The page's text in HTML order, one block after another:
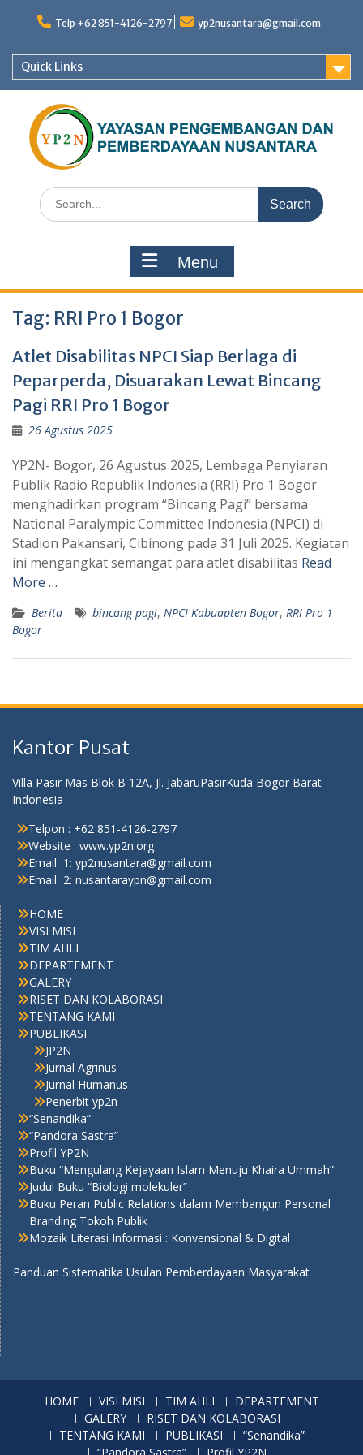
Telp +62 851-4126-2797 yp2nusantara@gmail.com
Quick Links
Search
for:
Menu
Tag: RRI Pro 1 Bogor
Atlet Disabilitas NPCI Siap Berlaga di
Peparperda, Disuarakan Lewat Bincang
Pagi RRI Pro 1 Bogor
26 Agustus 2025
YP2N- Bogor, 26 Agustus 2025, Lembaga Penyiaran
Publik Radio Republik Indonesia (RRI) Pro 1 Bogor
menghadirkan program “Bincang Pagi” bersama
National Paralympic Committee Indonesia (NPCI) di
Stadion Pakansari, Cibinong pada 31 Juli 2025. Kegiatan
ini mengangkat semangat para atlet disabilitas Read
More …
Berita bincang pagi, NPCI Kabuapten Bogor, RRI Pro 1
Bogor
Kantor Pusat
Villa Pasir Mas Blok B 12A, Jl. JabaruPasirKuda Bogor Barat
Indonesia
Telpon : +62 851-4126-2797
Website : www.yp2n.org
Email 1: yp2nusantara@gmail.com
Email 2: nusantaraypn@gmail.com
HOME
VISI MISI
TIM AHLI
DEPARTEMENT
GALERY
RISET DAN KOLABORASI
TENTANG KAMI
PUBLIKASI
JP2N
Jurnal Agrinus
Jurnal Humanus
Penerbit yp2n
“Senandika”
“Pandora Sastra”
Profil YP2N
Buku “Mengulang Kejayaan Islam Menuju Khaira Ummah”
Judul Buku “Biologi molekuler”
Buku Peran Public Relations dalam Membangun Personal
Branding Tokoh Publik
Mozaik Literasi Informasi : Konvensional & Digital
Panduan Sistematika Usulan Pemberdayaan Masyarakat
HOME VISI MISI TIM AHLI
DEPARTEMENT
GALERY
RISET DAN KOLABORASI
TENTANG KAMI
PUBLIKASI
“Senandika”